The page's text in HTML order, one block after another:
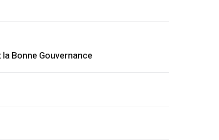
Bonne Gouvernance